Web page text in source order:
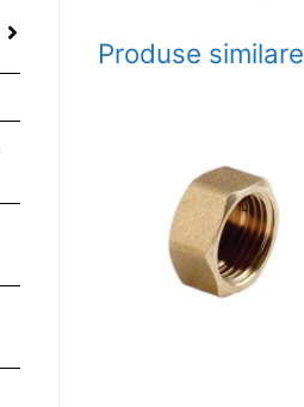
Produse similare